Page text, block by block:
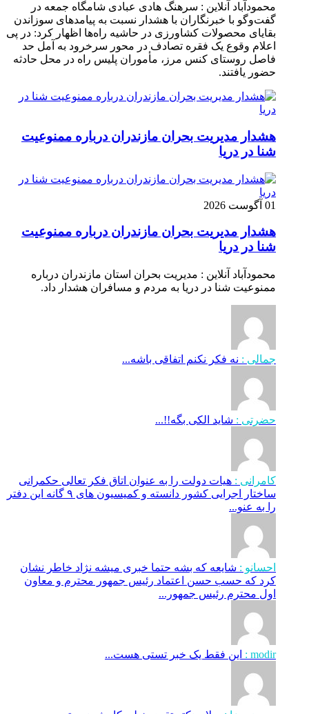
محمودآباد آنلاین : سرهنگ هادی عبادی شامگاه جمعه در
گفت‌وگو با خبرنگاران با هشدار نسبت به پیامدهای سوزاندن
بقایای محصولات کشاورزی در حاشیه راه‌ها اظهار کرد: در پی
اعلام وقوع یک فقره تصادف در محور سرخرود به آمل حد
فاصل روستای کنس مرز، مأموران پلیس راه در محل حادثه
حضور یافتند.
هشدار مدیریت بحران مازندران درباره ممنوعیت
شنا در دریا
01 آگوست 2026
هشدار مدیریت بحران مازندران درباره ممنوعیت
شنا در دریا
محمودآباد آنلاین : مدیریت بحران استان مازندران درباره
ممنوعیت شنا در دریا به مردم و مسافران هشدار داد.
جمالی : نه فکر نکنم اتفاقی باشه...
حضرتی : شاید الکی بگه!!...
کامرانی : هیات دولت را به عنوان اتاق فکر تعالی حکمرانی
ساختار اجرایی کشور دانسته و کمیسیون های ۹ گانه این دفتر
را به عنو...
احسانو : شایعه که بشه حتما خبری میشه نژاد خاطر نشان
کرد که حسب حسن اعتماد رئیس جمهور محترم و معاون
اول محترم رئیس جمهور...
modir : این فقط یک خبر تستی هست...